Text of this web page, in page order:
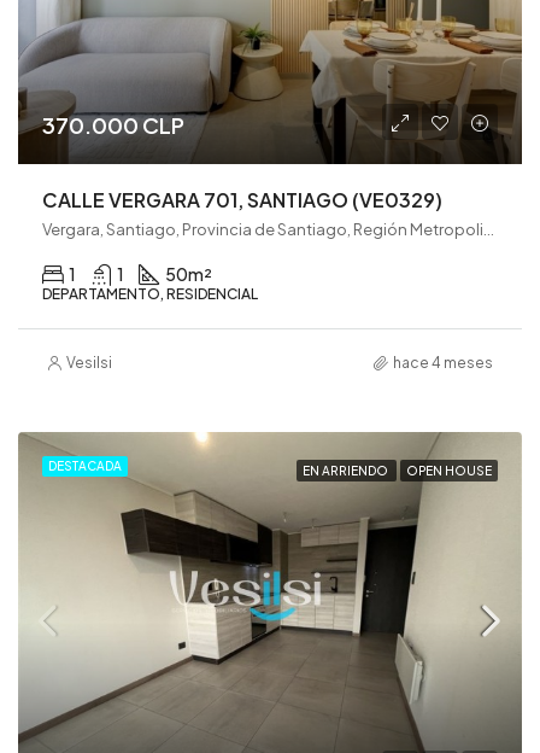
370.000 CLP
CALLE VERGARA 701, SANTIAGO (VE0329)
1 1 50m²
DEPARTAMENTO, RESIDENCIAL
Vesilsi hace 4 meses
DESTACADA EN ARRIENDO OPEN HOUSE